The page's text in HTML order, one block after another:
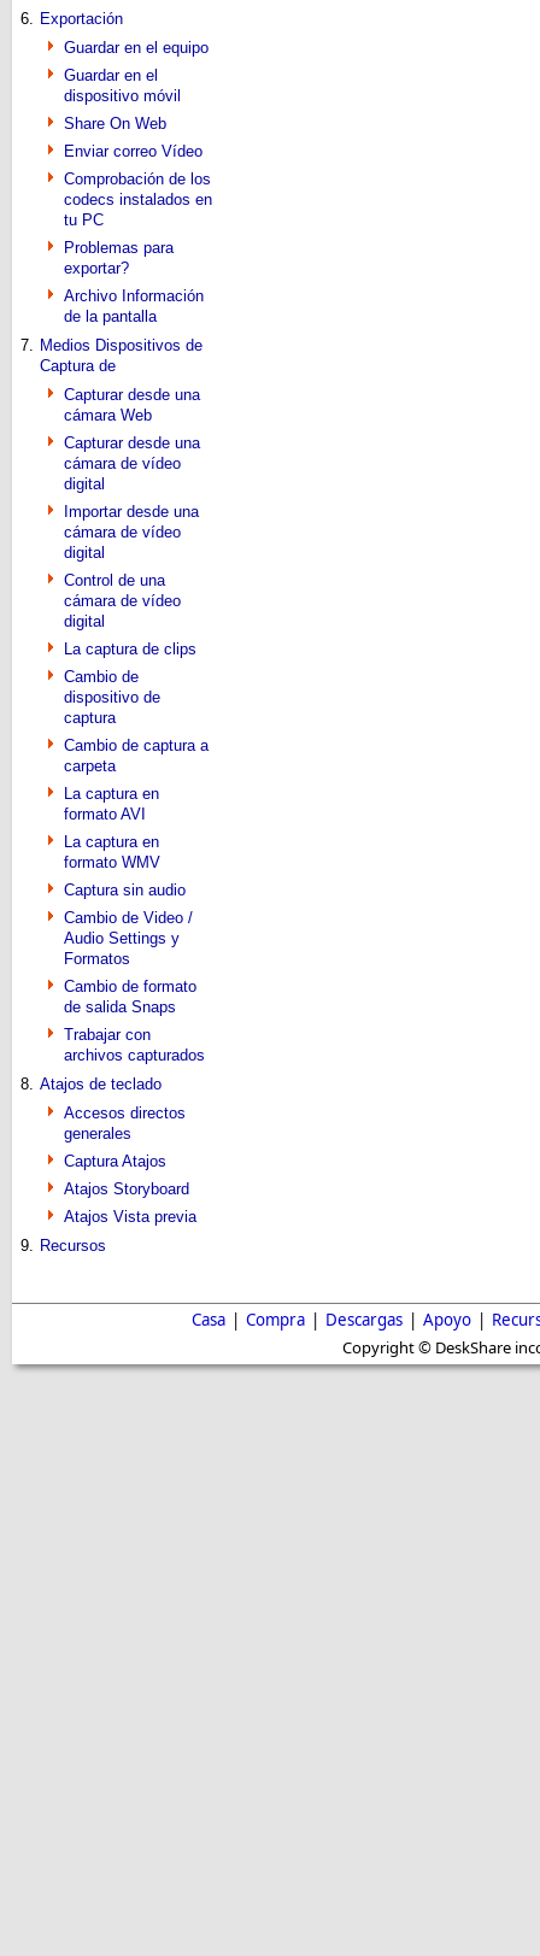
6. Exportación
Guardar en el equipo
Guardar en el
dispositivo móvil
Share On Web
Enviar correo Vídeo
Comprobación de los
codecs instalados en
tu PC
Problemas para
exportar?
Archivo Información
de la pantalla
7. Medios Dispositivos de
Captura de
Capturar desde una
cámara Web
Capturar desde una
cámara de vídeo
digital
Importar desde una
cámara de vídeo
digital
Control de una
cámara de vídeo
digital
La captura de clips
Cambio de
dispositivo de
captura
Cambio de captura a
carpeta
La captura en
formato AVI
La captura en
formato WMV
Captura sin audio
Cambio de Video /
Audio Settings y
Formatos
Cambio de formato
de salida Snaps
Trabajar con
archivos capturados
8. Atajos de teclado
Accesos directos
generales
Captura Atajos
Atajos Storyboard
Atajos Vista previa
9. Recursos
Casa | Compra | Descargas | Apoyo |
Copyright © DeskShare